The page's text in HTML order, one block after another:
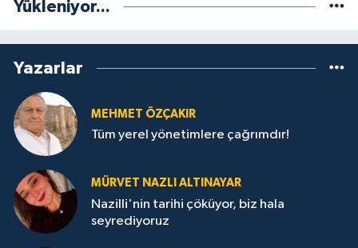
Yükleniyor...
Yazarlar
MEHMET ÖZÇAKIR
Tüm yerel yönetimlere çağrımdır!
MÜRVET NAZLI ALTINAYAR
Nazilli'nin tarihi çöküyor, biz hala
seyrediyoruz